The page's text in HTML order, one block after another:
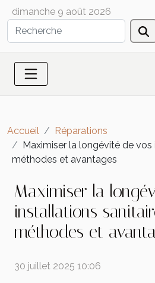
dimanche 9 août 2026
Accueil
Réparations
Maximiser la longévité de vos
méthodes et avantages
Maximiser la
installations
méthodes et
30 juillet 2025 10:06